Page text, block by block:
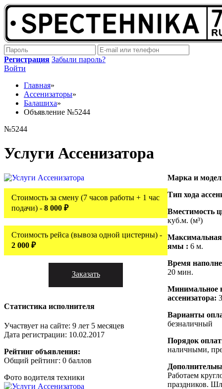
Регистрация Забыли пароль?
Войти
Главная»
Ассенизаторы»
Балашиха»
Объявление №5244
№5244
Услуги Ассенизатора
Стоимость за смену (7 часов работы + 1 час
подачи) - 8 000 ₽
Стоимость рейса (вывоза одной цистерны) -
2 000 ₽
Заказать
Статистика исполнителя
Участвует на сайте: 9 лет 5 месяцев
Дата регистрации: 10.02.2017
Рейтинг объявления:
Общий рейтинг: 0 баллов
Фото водителя техники
Марка и
Тип хода
Вместимость
куб.м. (м³)
ямы : 6 м.
Время
20 мин.
Минимальное
ассенизатора:
Варианты
безналичный
Порядок
наличными,
Работаем
праздников.